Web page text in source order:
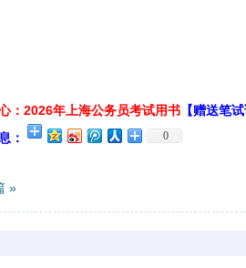
：2026年上海公务员考试用书 【赠送笔
：
0
»